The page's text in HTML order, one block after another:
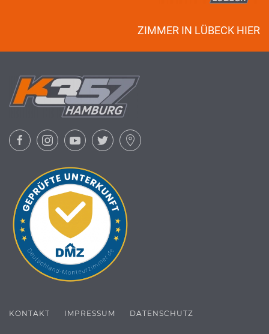
ZIMMER IN LÜBECK HIER
KONTAKT IMPRESSUM DATENSCHUTZ